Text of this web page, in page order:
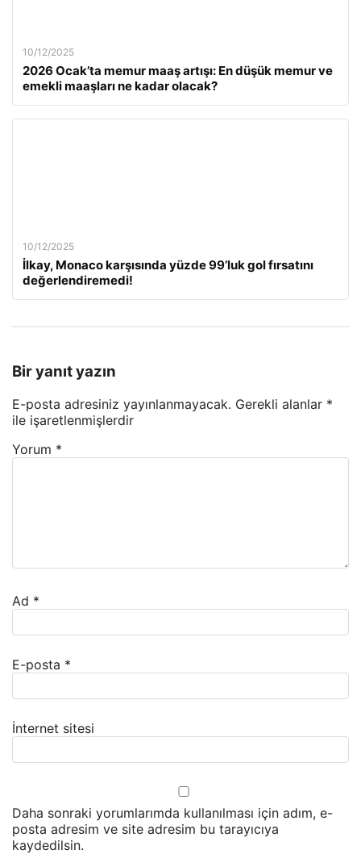
10/12/2025
2026 Ocak’ta memur maaş artışı: En düşük memur ve
emekli maaşları ne kadar olacak?
10/12/2025
İlkay, Monaco karşısında yüzde 99’luk gol fırsatını
değerlendiremedi!
Bir yanıt yazın
E-posta adresiniz yayınlanmayacak. Gerekli alanlar *
ile işaretlenmişlerdir
Yorum *
Ad *
E-posta *
İnternet sitesi
Daha sonraki yorumlarımda kullanılması için adım, e-
posta adresim ve site adresim bu tarayıcıya
kaydedilsin.